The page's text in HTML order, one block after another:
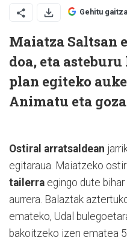
Gehitu
Maiatza Saltsan
doa, eta
plan egiteko
Animatu eta
Ostiral arratsaldean
egitaraua. Maiatzeko
tailerra egingo dute
aurrera. Balaztak
emateko, Udal
bakoitzeko izen ematea